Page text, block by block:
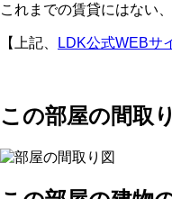
これまでの賃貸にはない
【上記、 LDK公式WEBサ
この部屋の間取